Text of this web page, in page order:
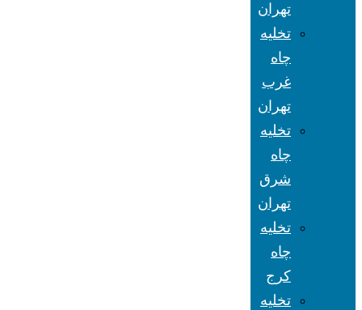
تهران
تخلیه
چاه
غرب
تهران
تخلیه
چاه
شرق
تهران
تخلیه
چاه
کرج
تخلیه